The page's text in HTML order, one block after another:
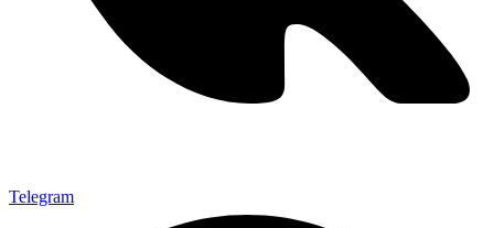
Telegram